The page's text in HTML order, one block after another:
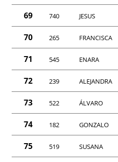
69 740 JESUS
70 265 FRANCISCA
71 545 ENARA
72 239 ALEJANDRA
73 522 ÁLVARO
74 182 GONZALO
75 519 SUSANA